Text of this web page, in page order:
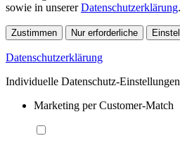
sowie in unsererDatenschutzerklärung.
Zustimmen Nur erforderliche
Datenschutzerklärung
Individuelle Datenschutz-Einstellungen
Marketing per Customer-Match